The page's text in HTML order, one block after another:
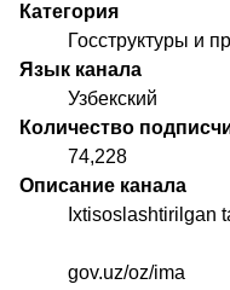
Категория
Госструктуры и
Язык канала
Узбекский
Количество
74,228
Описание канала
Ixtisoslashtirilgan
gov.uz/oz/ima